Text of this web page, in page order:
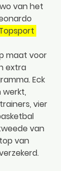
van het
maat voor
extra
Eck
vier
van
van